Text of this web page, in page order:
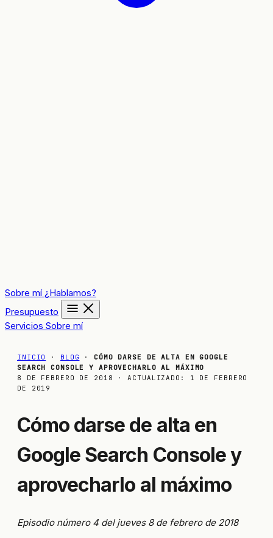
Sobre mí ¿Hablamos?
Presupuesto
Servicios Sobre mí
INICIO · BLOG ·CÓMO DARSE DE ALTA EN GOOGLE
SEARCH CONSOLE Y APROVECHARLO AL MÁXIMO
8 DE FEBRERO DE 2018
· ACTUALIZADO: 1 DE FEBRERO
DE 2019
Cómo darse de alta en
Google Search Console y
aprovecharlo al máximo
Episodio número 4 del jueves 8 de febrero de 2018